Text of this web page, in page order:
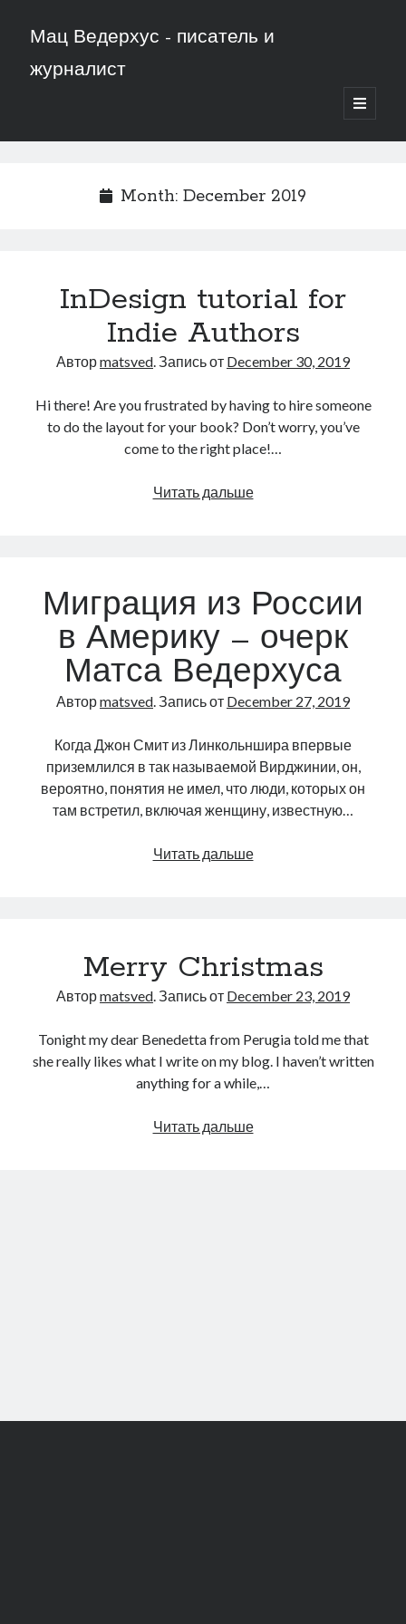
Мац Ведерхус - писатель и
журналист
открыть
Month: December 2019
InDesign tutorial for
Indie Authors
Авторmatsved. Запись от December 30, 2019
Hi there! Are you frustrated by having to hire someone
to do the layout for your book? Don’t worry, you’ve
come to the right place!…
Читать дальшеInDesign
Миграция из России
в Америку – очерк
Матса Ведерхуса
Авторmatsved. Запись от December 27, 2019
Когда Джон Смит из Линкольншира впервые
приземлился в так называемой Вирджинии, он,
вероятно, понятия не имел, что люди, которых он
там встретил, включая женщину, известную…
Читать дальшеМиграция
–
Матса
Merry Christmas
Авторmatsved. Запись от December 23, 2019
Tonight my dear Benedetta from Perugia told me that
she really likes what I write on my blog. I haven’t written
anything for a while,…
Читать дальшеMerry